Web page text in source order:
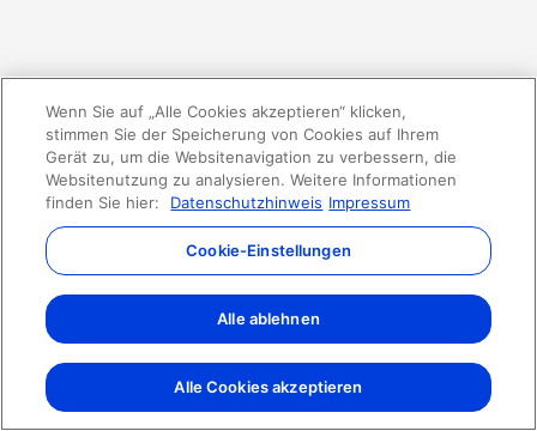
Wenn Sie auf „Alle Cookies akzeptieren“ klicken,
stimmen Sie der Speicherung von Cookies auf Ihrem
Gerät zu, um die Websitenavigation zu verbessern, die
Websitenutzung zu analysieren. Weitere Informationen
finden Sie hier:
Datenschutzhinweis Impressum
Cookie-Einstellungen
Alle ablehnen
Alle Cookies akzeptieren